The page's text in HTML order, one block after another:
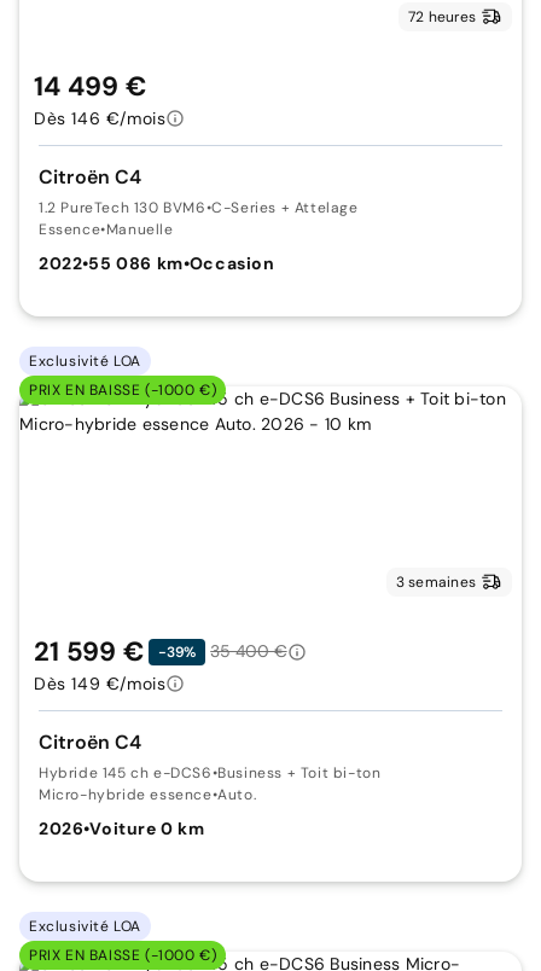
72 heures
Citroën C4
1.2 PureTech 130 BVM6•C-Series + Attelage
Essence•Manuelle
2022•55 086 km•Occasion
14 499 €
Dès 146 €/mois
Exclusivité LOA
PRIX EN BAISSE (-1000 €)
3 semaines
Citroën C4
Hybride 145 ch e-DCS6•Business + Toit bi-ton
Micro-hybride essence•Auto.
2026•Voiture 0 km
21 599 € -39%
35 400 €
Dès 149 €/mois
Exclusivité LOA
PRIX EN BAISSE (-1000 €)